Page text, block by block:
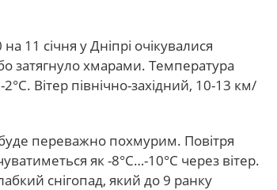
11 січня у Дніпрі очікувалися
затягнуло хмарами. Температура
Вітер північно-західний, 10-13 км/
переважно похмурим. Повітря
як -8°C…-10°C через вітер.
снігопад, який до 9 ранку